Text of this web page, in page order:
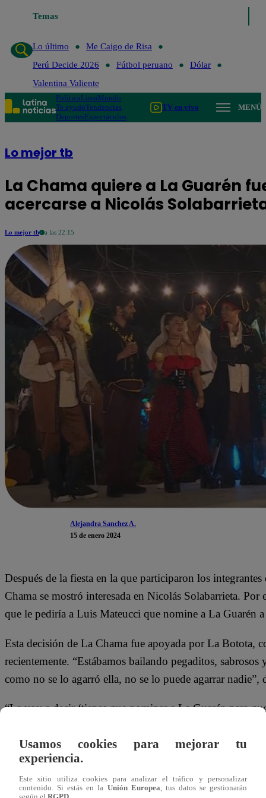
Temas
Lo último
Me Caigo de Risa
Perú Decide 2026
Fútbol peruano
Dólar
Valentina Valiente
PolíticaLimaMundo
Te ayudoTendencias
DeportesEspectáculos
TV en vivo MENÚ
Lo mejor tb
La Chama quiere a La Guarén
acercarse a Nicolás
Lo mejor tb a las 22:15
Alejandra Sanchez A.
15 de enero 2024
Después de la fiesta en la que participaron los
Chama se mostró interesada en Nicolás Solabarrieta.
que le pediría a Luis Mateucci que nomine a La
Esta decisión de La Chama fue apoyada por La Botota,
recientemente. “Estábamos bailando pegaditos,
como no se lo agarró ella, no se lo puede agarrar
“Le voy a decir ‘tienes que nominar a La Guarén para
Mira el momento que se vivió en “Tierra Brava”
Usamos cookies para mejorar tu
experiencia.
Este sitio utiliza cookies para analizar el tráfico y personalizar
contenido. Si estás en la Unión Europea , tus datos se gestionarán